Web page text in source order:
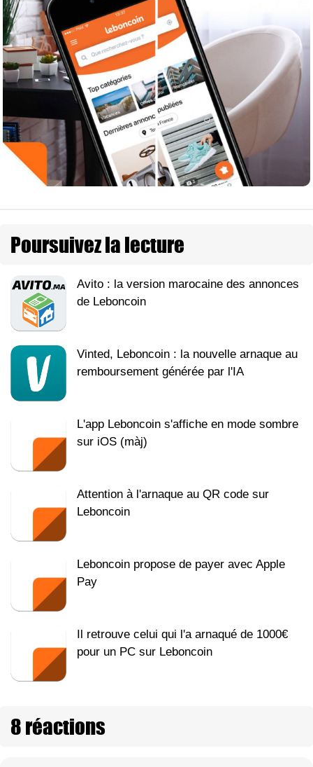
Poursuivez la lecture
Avito : la version marocaine des annonces
de Leboncoin
Vinted, Leboncoin : la nouvelle arnaque au
remboursement générée par l'IA
L'app Leboncoin s'affiche en mode sombre
sur iOS (màj)
Attention à l'arnaque au QR code sur
Leboncoin
Leboncoin propose de payer avec Apple
Pay
Il retrouve celui qui l'a arnaqué de 1000€
pour un PC sur Leboncoin
8 réactions